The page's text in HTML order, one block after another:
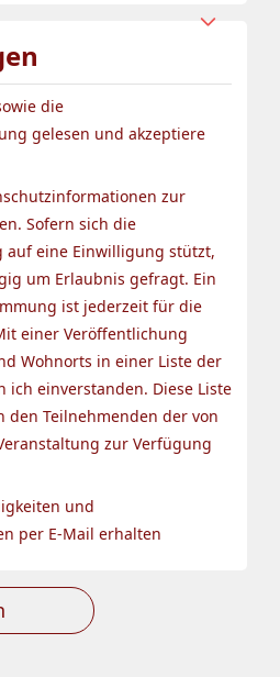
die
gelesen und akzeptiere
zur
Sofern sich die
auf eine Einwilligung stützt,
um Erlaubnis gefragt. Ein
ist jederzeit für die
einer Veröffentlichung
Wohnorts in einer Liste der
ich einverstanden. Diese Liste
den Teilnehmenden der von
zur Verfügung
und
per E-Mail erhalten